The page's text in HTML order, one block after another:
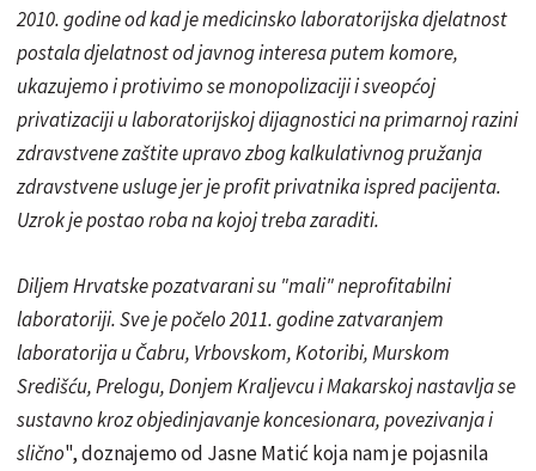
2010. godine od kad je medicinsko laboratorijska djelatnost
postala djelatnost od javnog interesa putem komore,
ukazujemo i protivimo se monopolizaciji i sveopćoj
privatizaciji u laboratorijskoj dijagnostici na primarnoj razini
zdravstvene zaštite upravo zbog kalkulativnog pružanja
zdravstvene usluge jer je profit privatnika ispred pacijenta.
Uzrok je postao roba na kojoj treba zaraditi.
Diljem Hrvatske pozatvarani su "mali" neprofitabilni
laboratoriji. Sve je počelo 2011. godine zatvaranjem
laboratorija u Čabru, Vrbovskom, Kotoribi, Murskom
Središću, Prelogu, Donjem Kraljevcu i Makarskoj nastavlja se
sustavno kroz objedinjavanje koncesionara, povezivanja i
slično", doznajemo od Jasne Matić koja nam je pojasnila